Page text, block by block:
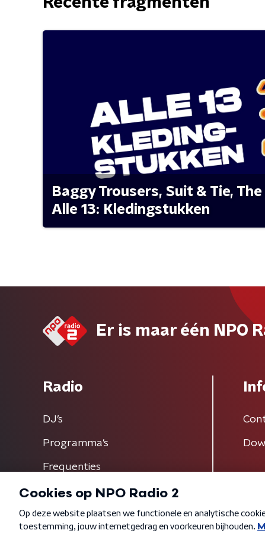
Baggy Trousers, Suit & Tie,
Alle 13: Kledingstukken
Er is maar één NPO
Radio
DJ’s
Programma's
Frequenties
Algemene voorwaarden Privacybeleid